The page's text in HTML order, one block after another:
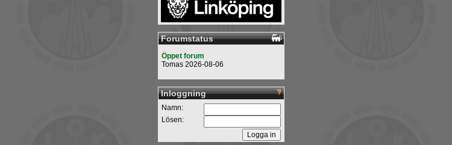
Forumstatus
Öppet forum
Tomas 2026-08-06
Inloggning
Namn:
Lösen: